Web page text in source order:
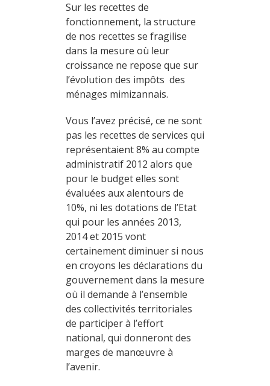
Sur les recettes de
fonctionnement, la structure
de nos recettes se fragilise
dans la mesure où leur
croissance ne repose que sur
l’évolution des impôts des
ménages mimizannais.
Vous l’avez précisé, ce ne sont
pas les recettes de services qui
représentaient 8% au compte
administratif 2012 alors que
pour le budget elles sont
évaluées aux alentours de
10%, ni les dotations de l’Etat
qui pour les années 2013,
2014 et 2015 vont
certainement diminuer si nous
en croyons les déclarations du
gouvernement dans la mesure
où il demande à l’ensemble
des collectivités territoriales
de participer à l’effort
national, qui donneront des
marges de manœuvre à
l’avenir.